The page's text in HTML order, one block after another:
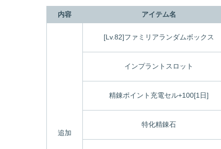
内容 アイテム名
追加
[Lv.82]ファミリアランダムボックス
インプラントスロット
精錬ポイント充電セル+100[1日]
特化精錬石